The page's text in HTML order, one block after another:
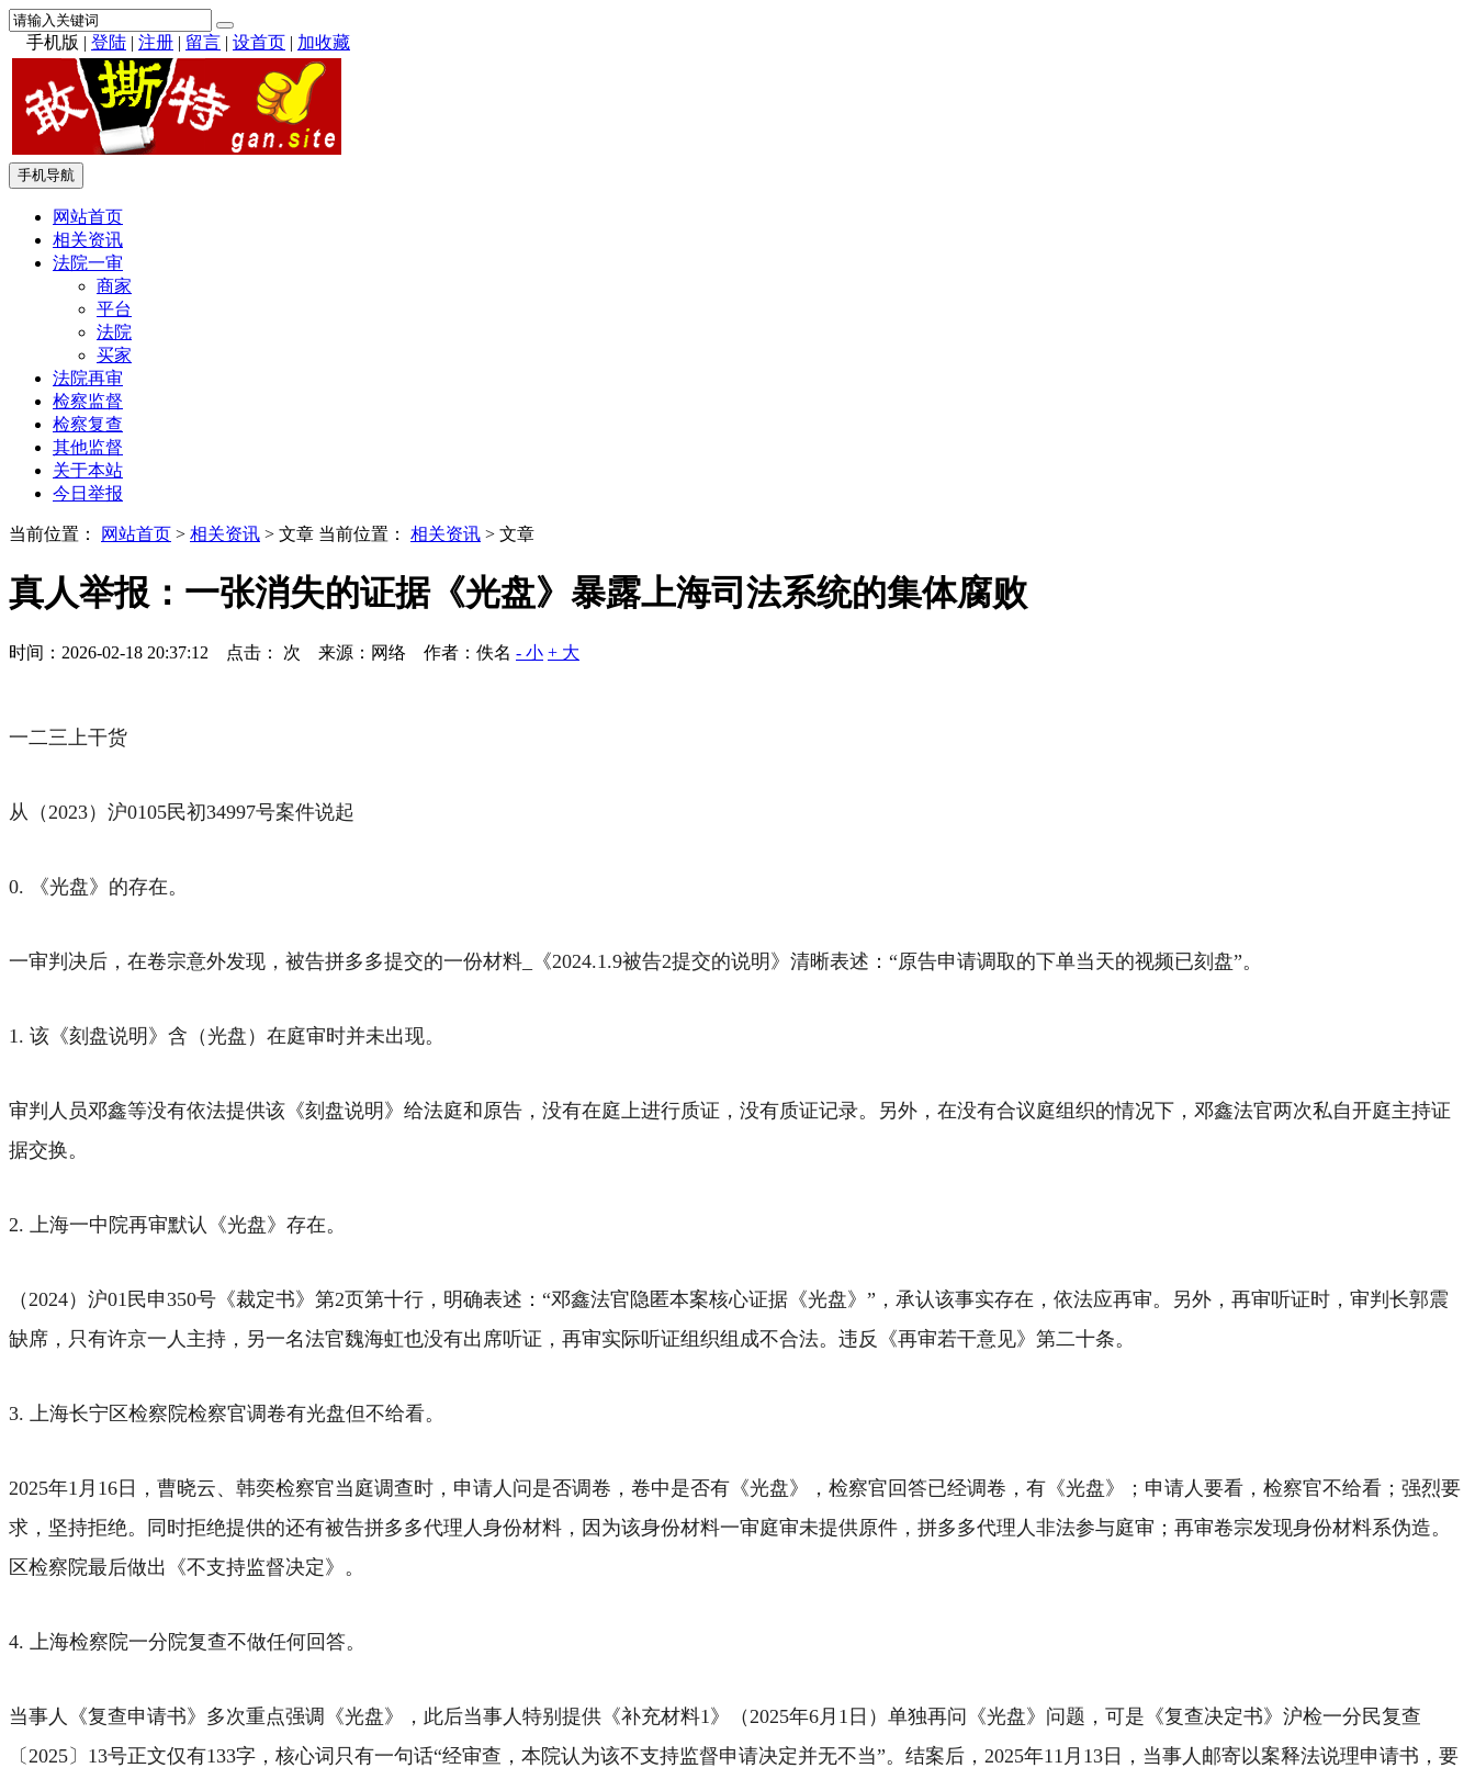
手机版 | 登陆 | 注册 | 留言 | 设首页 | 加收藏
手机导航
网站首页
相关资讯
法院一审
商家
平台
法院
买家
法院再审
检察监督
检察复查
其他监督
关于本站
今日举报
当前位置： 网站首页 > 相关资讯 > 文章 当前位置： 相关资讯 > 文章
真人举报：一张消失的证据《光盘》暴露上海司法系统的集体腐败
时间：2026-02-18 20:37:12 点击： 次 来源：网络 作者：佚名 - 小 + 大
一二三上干货
从（2023）沪0105民初34997号案件说起
0. 《光盘》的存在。
一审判决后，在卷宗意外发现，被告拼多多提交的一份材料_《2024.1.9被告2提交的说明》清晰表述：“原告申请调取的下单当天的视频已刻盘”。
1. 该《刻盘说明》含（光盘）在庭审时并未出现。
审判人员邓鑫等没有依法提供该《刻盘说明》给法庭和原告，没有在庭上进行质证，没有质证记录。另外，在没有合议庭组织的情况下，邓鑫法官两次私自开庭主持证
据交换。
2. 上海一中院再审默认《光盘》存在。
（2024）沪01民申350号《裁定书》第2页第十行，明确表述：“邓鑫法官隐匿本案核心证据《光盘》”，承认该事实存在，依法应再审。另外，再审听证时，审判长郭震
缺席，只有许京一人主持，另一名法官魏海虹也没有出席听证，再审实际听证组织组成不合法。违反《再审若干意见》第二十条。
3. 上海长宁区检察院检察官调卷有光盘但不给看。
2025年1月16日，曹晓云、韩奕检察官当庭调查时，申请人问是否调卷，卷中是否有《光盘》，检察官回答已经调卷，有《光盘》；申请人要看，检察官不给看；强烈要
求，坚持拒绝。同时拒绝提供的还有被告拼多多代理人身份材料，因为该身份材料一审庭审未提供原件，拼多多代理人非法参与庭审；再审卷宗发现身份材料系伪造。
区检察院最后做出《不支持监督决定》。
4. 上海检察院一分院复查不做任何回答。
当事人《复查申请书》多次重点强调《光盘》，此后当事人特别提供《补充材料1》（2025年6月1日）单独再问《光盘》问题，可是《复查决定书》沪检一分民复查
〔2025〕13号正文仅有133字，核心词只有一句话“经审查，本院认为该不支持监督申请决定并无不当”。结案后，2025年11月13日，当事人邮寄以案释法说理申请书，要